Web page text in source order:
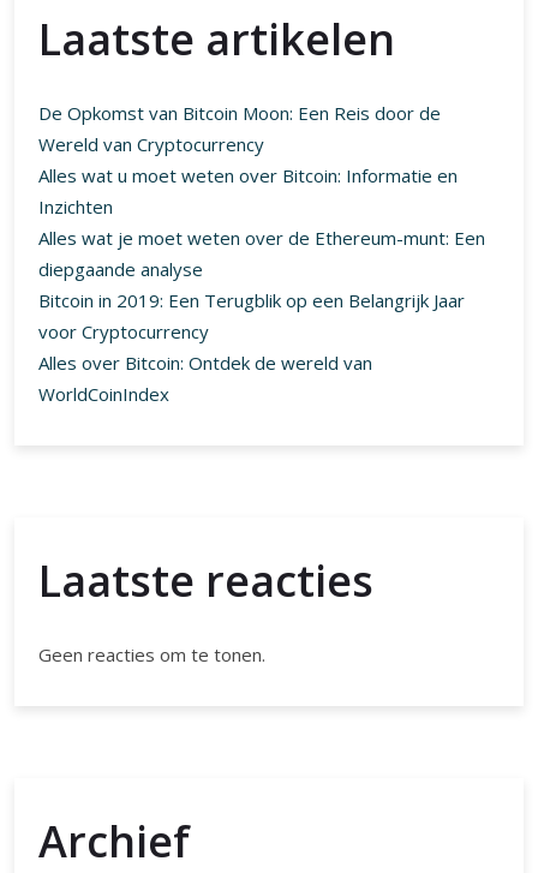
Laatste artikelen
De Opkomst van Bitcoin Moon: Een Reis door de
Wereld van Cryptocurrency
Alles wat u moet weten over Bitcoin: Informatie en
Inzichten
Alles wat je moet weten over de Ethereum-munt: Een
diepgaande analyse
Bitcoin in 2019: Een Terugblik op een Belangrijk Jaar
voor Cryptocurrency
Alles over Bitcoin: Ontdek de wereld van
WorldCoinIndex
Laatste reacties
Geen reacties om te tonen.
Archief